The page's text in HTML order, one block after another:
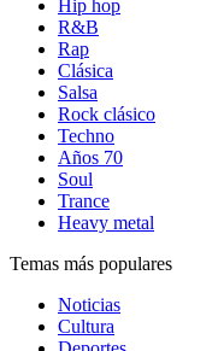
Hip hop
R&B
Rap
Clásica
Salsa
Rock clásico
Techno
Años 70
Soul
Trance
Heavy metal
Temas más populares
Noticias
Cultura